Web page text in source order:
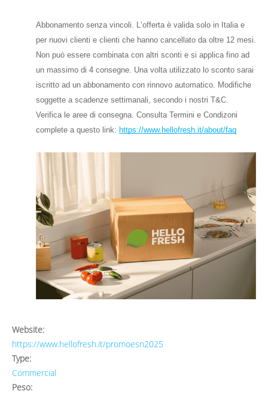
Abbonamento senza vincoli. L‘offerta è valida solo in Italia e
per nuovi clienti e clienti che hanno cancellato da oltre 12 mesi.
Non può essere combinata con altri sconti e si applica fino ad
un massimo di 4 consegne. Una volta utilizzato lo sconto sarai
iscritto ad un abbonamento con rinnovo automatico. Modifiche
soggette a scadenze settimanali, secondo i nostri T&C.
Verifica le aree di consegna. Consulta Termini e Condizoni
complete a questo link: https://www.hellofresh.it/about/faq
Website:
https://www.hellofresh.it/promoesn2025
Type:
Commercial
Peso: